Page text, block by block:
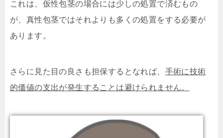
これは、仮性包茎の場合には少しの処置で済むもの
が、真性包茎ではそれよりも多くの処置をする必要が
あります。
さらに見た目の良さも担保するとなれば、 手術に技術
的価値の支出が発生することは避けられません。